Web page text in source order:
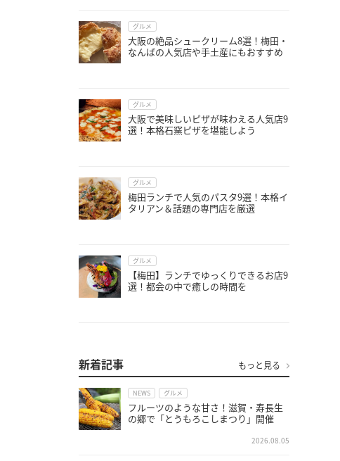
グルメ
大阪の絶品シュークリーム8選！梅田・
なんばの人気店や手土産にもおすすめ
グルメ
大阪で美味しいピザが味わえる人気店9
選！本格石窯ピザを堪能しよう
グルメ
梅田ランチで人気のパスタ9選！本格イ
タリアン＆話題の専門店を厳選
グルメ
【梅田】ランチでゆっくりできるお店9
選！都会の中で癒しの時間を
新着記事 もっと見る
NEWS グルメ
フルーツのような甘さ！滋賀・寿長生
の郷で「とうもろこしまつり」開催
2026.08.05